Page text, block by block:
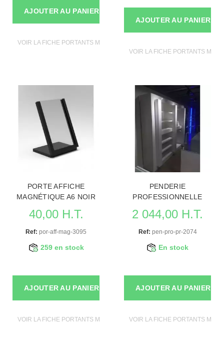
AJOUTER AU PANIER
VOIR LA FICHE PORTANTS MAGASIN
AJOUTER AU PANIER
VOIR LA FICHE PORTANTS
PORTE AFFICHE
MAGNÉTIQUE A6 NOIR
40,00 H.T.
Ref: por-aff-mag-3095
259 en stock
AJOUTER AU PANIER
VOIR LA FICHE PORTANTS MAGASIN
PENDERIE
PROFESSIONNELLE
2 044,00 H.T.
Ref: pen-pro-pr-2074
En stock
AJOUTER AU PANIER
VOIR LA FICHE PORTANTS